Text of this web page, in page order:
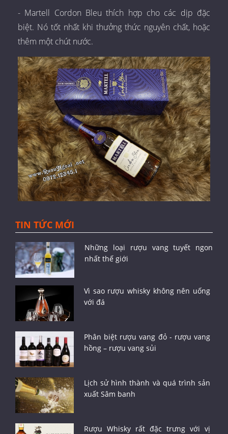
- Martell Cordon Bleu thích hợp cho các dịp đặc
biệt. Nó tốt nhất khi thưởng thức nguyên chất, hoặc
thêm một chút nước.
TIN TỨC MỚI
Những loại rượu vang tuyết ngon
nhất thế giới
Vì sao rượu whisky không nên uống
với đá
Phân biệt rượu vang đỏ - rượu vang
hồng – rượu vang sủi
Lịch sử hình thành và quá trình sản
xuất Sâm banh
Rượu Whisky rất đặc trưng với vị